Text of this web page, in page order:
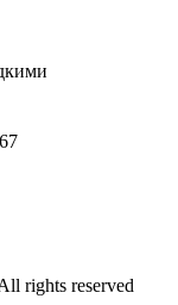
rights reserved